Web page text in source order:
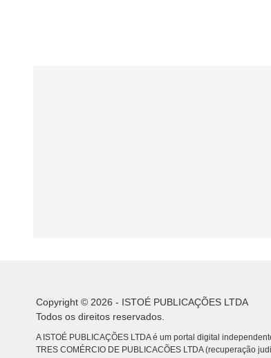
Copyright © 2026 - ISTOÉ PUBLICAÇÕES LTDA
Todos os direitos reservados.
A ISTOÉ PUBLICAÇÕES LTDA é um portal digital
TRES COMÉRCIO DE PUBLICACÕES LTDA (recuperação